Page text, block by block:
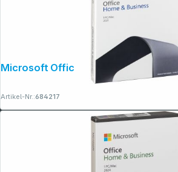
Microsoft Office 2021 Home &
Artikel-Nr.:684217